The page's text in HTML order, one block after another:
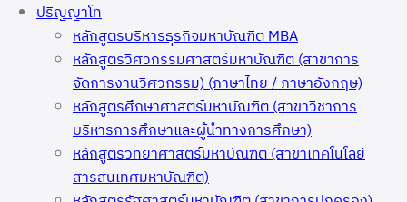
ปริญญาโท
หลักสูตรบริหารธุรกิจมหาบัณฑิต MBA
หลักสูตรวิศวกรรมศาสตร์มหาบัณฑิต (สาขาการ
จัดการงานวิศวกรรม) (ภาษาไทย / ภาษาอังกฤษ)
หลักสูตรศึกษาศาสตร์มหาบัณฑิต (สาขาวิชาการ
บริหารการศึกษาและผู้นำทางการศึกษา)
หลักสูตรวิทยาศาสตร์มหาบัณฑิต (สาขาเทคโนโลยี
สารสนเทศมหาบัณฑิต)